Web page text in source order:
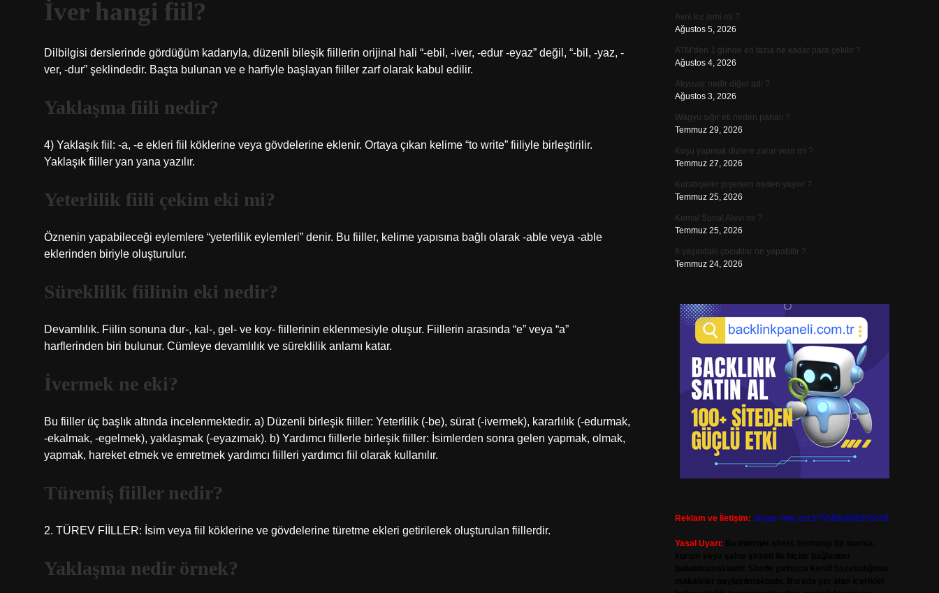
İver hangi fiil?
Dilbilgisi derslerinde gördüğüm kadarıyla, düzenli bileşik fiillerin orijinal hali “-ebil, -iver, -edur -eyaz” değil, “-bil, -yaz, -
ver, -dur” şeklindedir. Başta bulunan ve e harfiyle başlayan fiiller zarf olarak kabul edilir.
Yaklaşma fiili nedir?
4) Yaklaşık fiil: -a, -e ekleri fiil köklerine veya gövdelerine eklenir. Ortaya çıkan kelime “to write” fiiliyle birleştirilir.
Yaklaşık fiiller yan yana yazılır.
Yeterlilik fiili çekim eki mi?
Öznenin yapabileceği eylemlere “yeterlilik eylemleri” denir. Bu fiiller, kelime yapısına bağlı olarak -able veya -able
eklerinden biriyle oluşturulur.
Süreklilik fiilinin eki nedir?
Devamlılık. Fiilin sonuna dur-, kal-, gel- ve koy- fiillerinin eklenmesiyle oluşur. Fiillerin arasında “e” veya “a”
harflerinden biri bulunur. Cümleye devamlılık ve süreklilik anlamı katar.
İvermek ne eki?
Bu fiiller üç başlık altında incelenmektedir. a) Düzenli birleşik fiiller: Yeterlilik (-be), sürat (-ivermek), kararlılık (-edurmak,
-ekalmak, -egelmek), yaklaşmak (-eyazımak). b) Yardımcı fiillerle birleşik fiiller: İsimlerden sonra gelen yapmak, olmak,
yapmak, hareket etmek ve emretmek yardımcı fiilleri yardımcı fiil olarak kullanılır.
Türemiş fiiller nedir?
2. TÜREV FİİLLER: İsim veya fiil köklerine ve gövdelerine türetme ekleri getirilerek oluşturulan fiillerdir.
Yaklaşma nedir örnek?
Avni kız ismi mi ?
Ağustos 5, 2026
ATM’den 1 günde en fazla ne kadar para çekilir ?
Ağustos 4, 2026
Akyuvar nedir diğer adı ?
Ağustos 3, 2026
Wagyu sığır eti neden pahalı ?
Temmuz 29, 2026
Koşu yapmak dizlere zarar verir mi ?
Temmuz 27, 2026
Kurabiyeler pişerken neden yayılır ?
Temmuz 25, 2026
Kemal Sunal Alevi mi ?
Temmuz 25, 2026
6 yaşındaki çocuklar ne yapabilir ?
Temmuz 24, 2026
Reklam ve İletişim: Skype: live:.cid.575569c608265c69
Yasal Uyarı: